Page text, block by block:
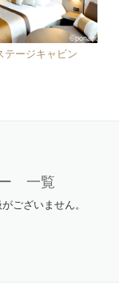
©ponant
テージキャビン
ー 一覧
ございません。